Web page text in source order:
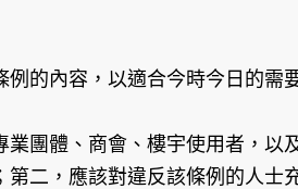
內容，以適合今時今日的需
體、商會、樓宇使用者，以
二，應該對違反該條例的人